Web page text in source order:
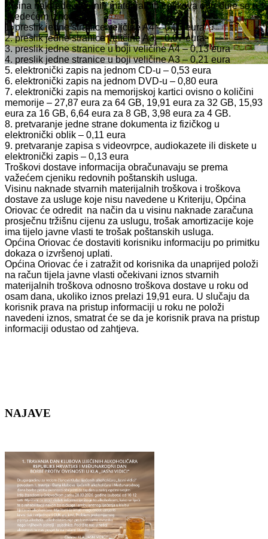
Visina naknade stvarnih materijalnih troškova određuje se u
sljedećem iznosu:
1. preslik jedne stranice veličine A4 – 0,03 eura
2. preslik jedne stranice veličine A3 – 0,07 eura
3. preslik jedne stranice u boji veličine A4 – 0,13 eura
4. preslik jedne stranice u boji veličine A3 – 0,21 eura
5. elektronički zapis na jednom CD-u – 0,53 eura
6. elektronički zapis na jednom DVD-u – 0,80 eura
7. elektronički zapis na memorijskoj kartici ovisno o količini
memorije – 27,87 eura za 64 GB, 19,91 eura za 32 GB, 15,93
eura za 16 GB, 6,64 eura za 8 GB, 3,98 eura za 4 GB.
8. pretvaranje jedne strane dokumenta iz fizičkog u
elektronički oblik – 0,11 eura
9. pretvaranje zapisa s videovrpce, audiokazete ili diskete u
elektronički zapis – 0,13 eura
Troškovi dostave informacija obračunavaju se prema
važećem cjeniku redovnih poštanskih usluga.
Visinu naknade stvarnih materijalnih troškova i troškova
dostave za usluge koje nisu navedene u Kriteriju, Općina
Oriovac će odredit na način da u visinu naknade zaračuna
prosječnu tržišnu cijenu za uslugu, trošak amortizacije koje
ima tijelo javne vlasti te trošak poštanskih usluga.
Općina Oriovac će dostaviti korisniku informaciju po primitku
dokaza o izvršenoj uplati.
Općina Oriovac će i zatražit od korisnika da unaprijed položi
na račun tijela javne vlasti očekivani iznos stvarnih
materijalnih troškova odnosno troškova dostave u roku od
osam dana, ukoliko iznos prelazi 19,91 eura. U slučaju da
korisnik prava na pristup informaciji u roku ne položi
navedeni iznos, smatrat će se da je korisnik prava na pristup
informaciji odustao od zahtjeva.
NAJAVE